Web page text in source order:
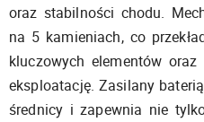
oraz stabilności chodu.
na 5 kamieniach, co
kluczowych elementów oraz
eksploatację. Zasilany
średnicy i zapewnia nie